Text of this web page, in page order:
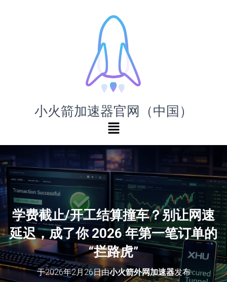
小火箭加速器官网（中国）
学费截止/开工结算撞车？别让网速
延迟，成了你 2026 年第一笔订单的
“拦路虎”
于2026年2月26日由小火箭外网加速器发布